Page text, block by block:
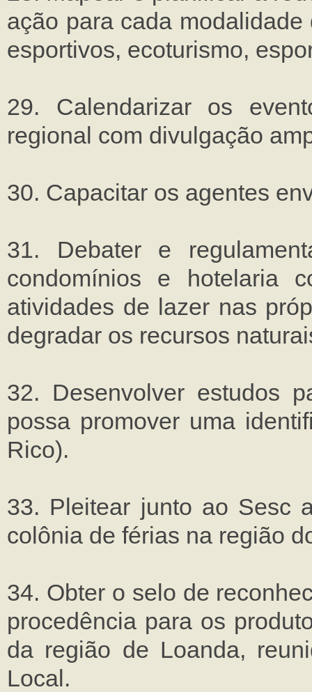
ação para cada
esportivos, ecoturismo,
29. Calendarizar os
regional com divulgação
30. Capacitar os agentes
31. Debater e
condomínios e hotelaria
atividades de lazer nas
degradar os recursos
32. Desenvolver estudos
possa promover uma
Rico).
33. Pleitear junto ao Sesc
colônia de férias na região
34. Obter o selo de
procedência para os
da região de Loanda,
Local.